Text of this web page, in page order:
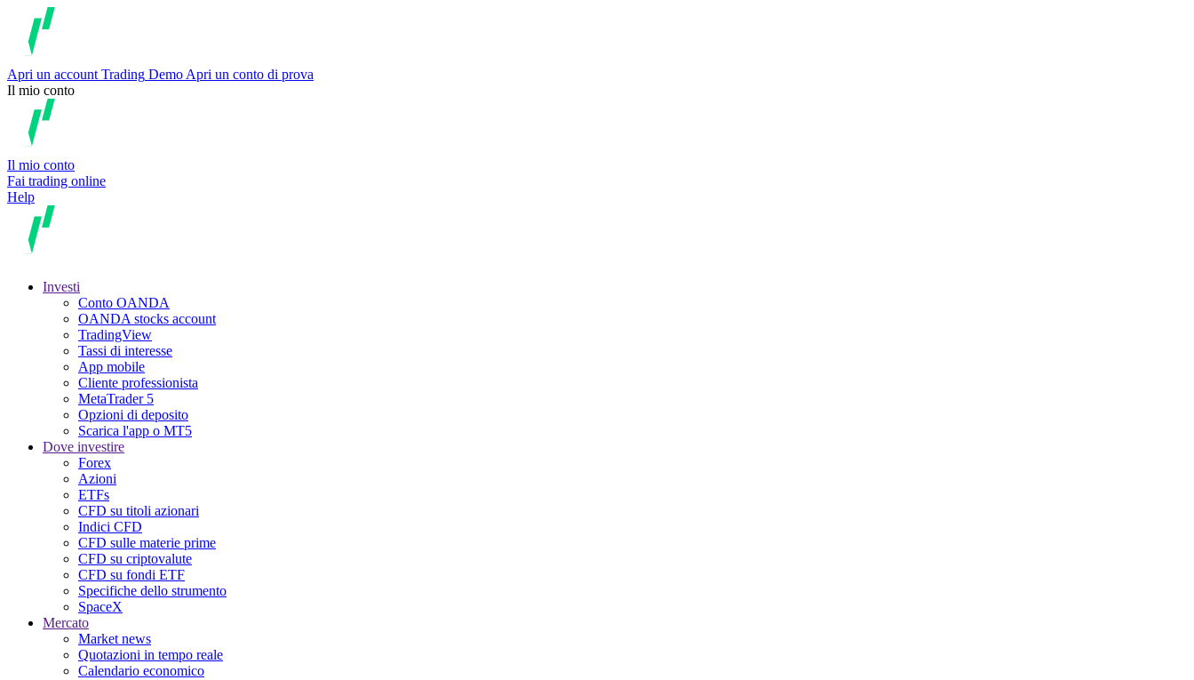
Apri un account Trading Demo Apri un conto di prova
Il mio conto
Il mio conto
Fai trading online
Help
Investi
Conto OANDA
OANDA stocks account
TradingView
Tassi di interesse
App mobile
Cliente professionista
MetaTrader 5
Opzioni di deposito
Scarica l'app o MT5
Dove investire
Forex
Azioni
ETFs
CFD su titoli azionari
Indici CFD
CFD sulle materie prime
CFD su criptovalute
CFD su fondi ETF
Specifiche dello strumento
SpaceX
Mercato
Market news
Quotazioni in tempo reale
Calendario economico